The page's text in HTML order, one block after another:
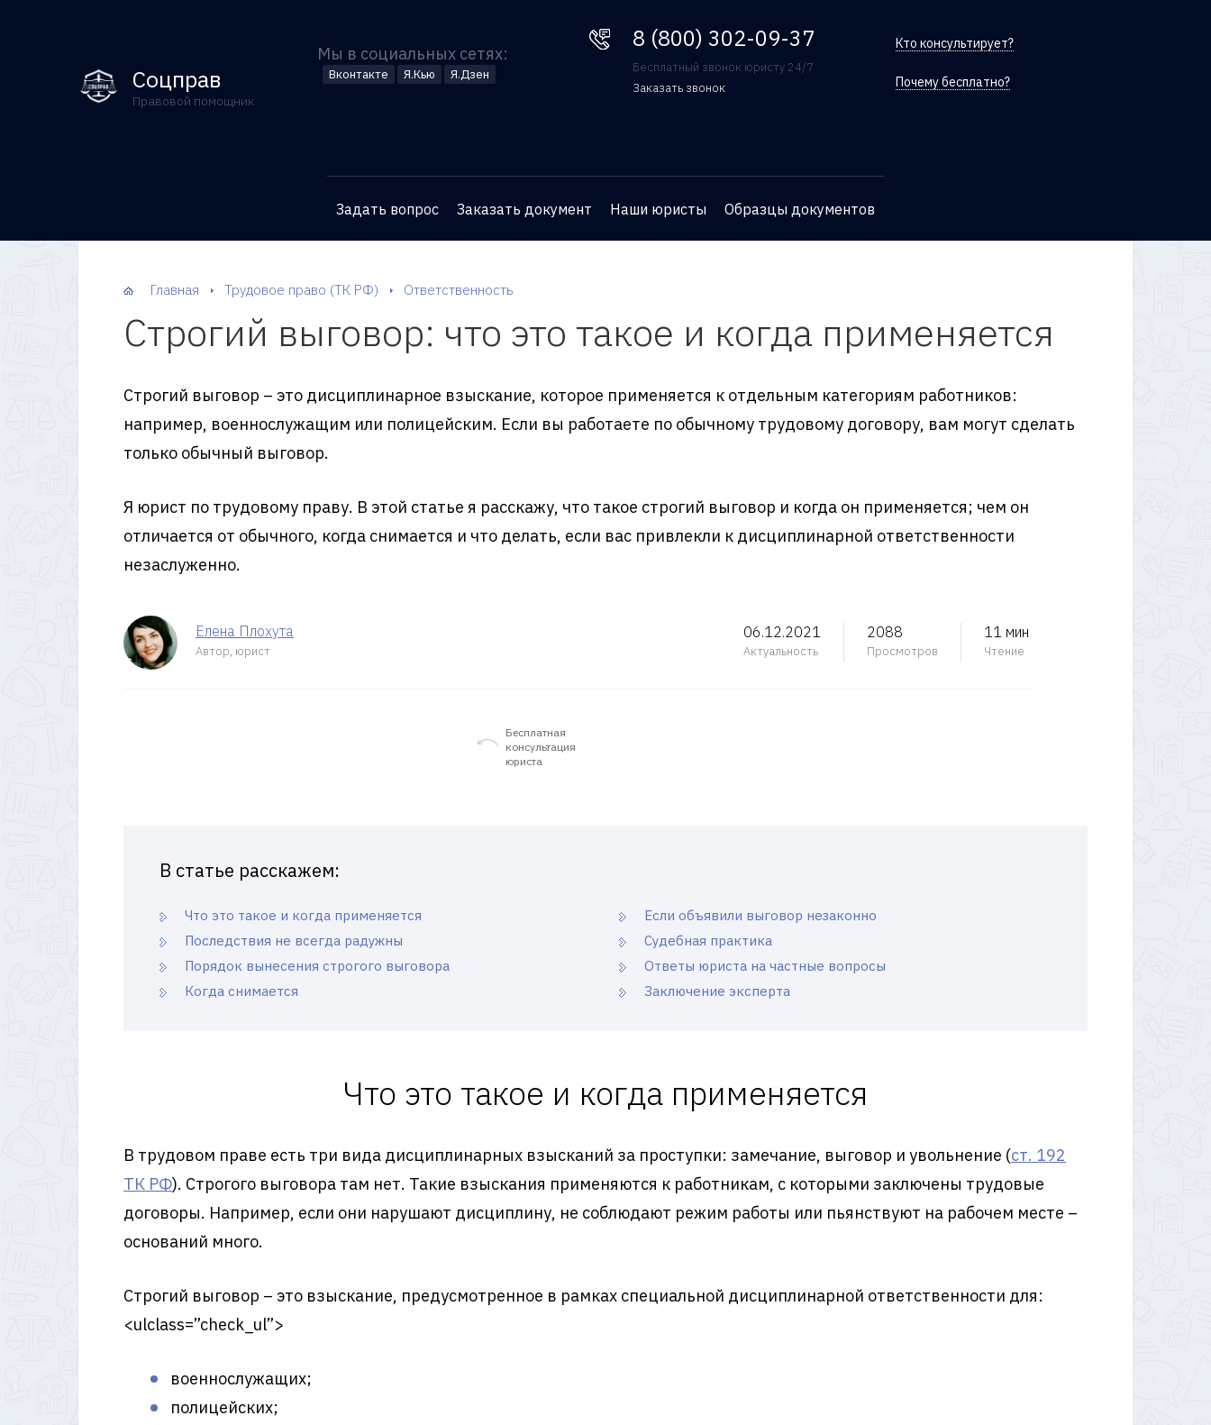
Соцправ
Правовой помощник
Мы в социальных сетях:
Вконтакте Я.Кью Я.Дзен
8 (800) 302-09-37
Бесплатный звонок юристу 24/7
Заказать звонок
и юрист перезвонит вам
консультации
Кто консультирует?
Почему бесплатно?
Задать вопрос Заказать документ Наши юристы Образцы документов
Главная Трудовое право (ТК РФ) Ответственность
Строгий выговор: что это такое и когда применяется
Строгий выговор – это дисциплинарное взыскание, которое применяется к отдельным категориям работников:
например, военнослужащим или полицейским. Если вы работаете по обычному трудовому договору, вам могут сделать
только обычный выговор.
Я юрист по трудовому праву. В этой статье я расскажу, что такое строгий выговор и когда он применяется; чем он
отличается от обычного, когда снимается и что делать, если вас привлекли к дисциплинарной ответственности
незаслуженно.
Елена Плохута
Автор, юрист
06.12.2021
Актуальность
2088
Просмотров
11 мин
Чтение
Бесплатная
консультация
юриста
В статье расскажем:
Что это такое и когда применяется
Последствия не всегда радужны
Порядок вынесения строгого выговора
Когда снимается
Если объявили выговор незаконно
Судебная практика
Ответы юриста на частные вопросы
Заключение эксперта
Что это такое и когда применяется
В трудовом праве есть три вида дисциплинарных взысканий за проступки: замечание, выговор и увольнение (ст. 192
ТК РФ). Строгого выговора там нет. Такие взыскания применяются к работникам, с которыми заключены трудовые
договоры. Например, если они нарушают дисциплину, не соблюдают режим работы или пьянствуют на рабочем месте –
оснований много.
Строгий выговор – это взыскание, предусмотренное в рамках специальной дисциплинарной ответственности для:
<ulclass=”check_ul”>
военнослужащих;
полицейских;